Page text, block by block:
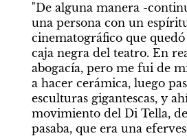
"De alguna manera -
una persona con un
cinematográfico que
caja negra del teatro. En
abogacía, pero me fui de
a hacer cerámica, luego
esculturas gigantescas, y
movimiento del Di Tella,
pasaba, que era una